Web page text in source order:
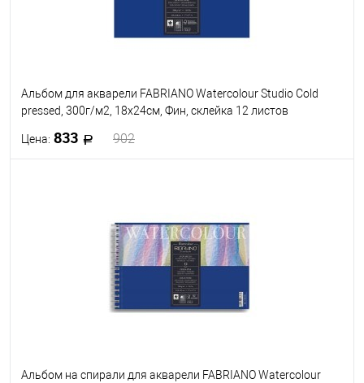
Альбом для акварели FABRIANO Watercolour Studio Cold
pressed, 300г/м2, 18x24см, Фин, склейка 12 листов
Цена: 833 902
Под заказ
Альбом на спирали для акварели FABRIANO Watercolour